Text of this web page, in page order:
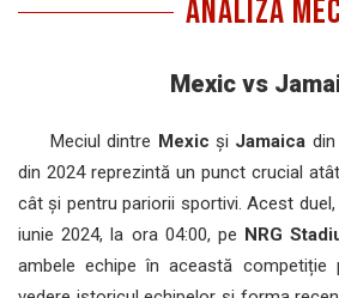
ANALIZA
Mexic vs
Meciul dintre Mexic și Jamaica din
din 2024 reprezintă un punct crucial
cât și pentru pariorii sportivi. Acest
iunie 2024, la ora 04:00, pe NRG
ambele echipe în această competiție